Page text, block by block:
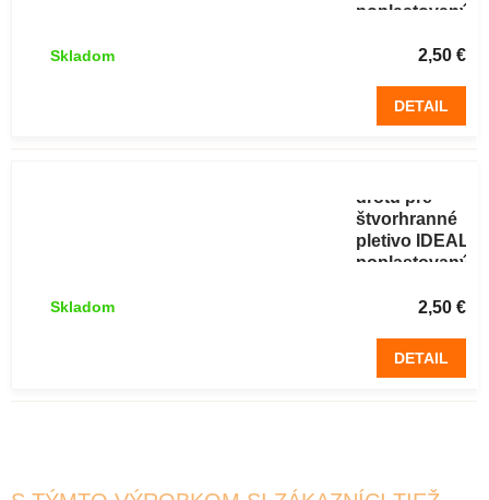
poplastovaný
2,50 €
Skladom
DETAIL
drôtu pre
štvorhranné
pletivo IDEAL
poplastovaný
2,50 €
Skladom
DETAIL